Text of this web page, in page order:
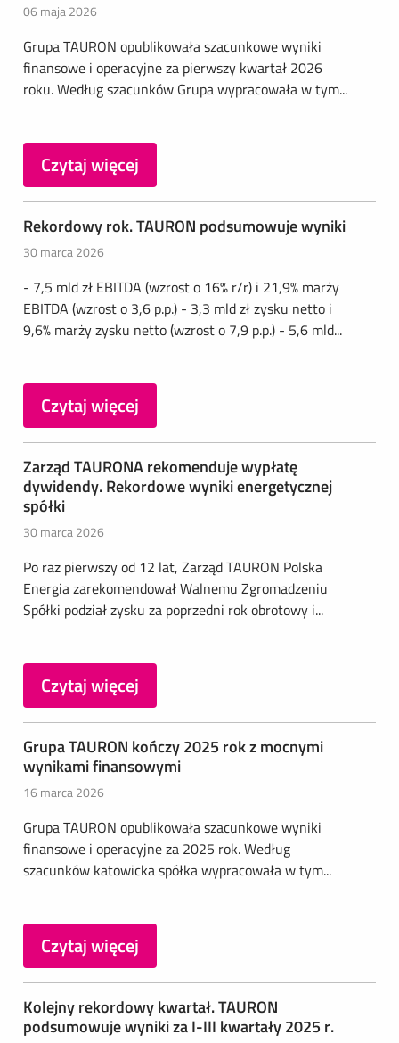
06 maja 2026
Grupa TAURON opublikowała szacunkowe wyniki
finansowe i operacyjne za pierwszy kwartał 2026
roku. Według szacunków Grupa wypracowała w tym...
Czytaj więcej
Rekordowy rok. TAURON podsumowuje wyniki
30 marca 2026
- 7,5 mld zł EBITDA (wzrost o 16% r/r) i 21,9% marży
EBITDA (wzrost o 3,6 p.p.) - 3,3 mld zł zysku netto i
9,6% marży zysku netto (wzrost o 7,9 p.p.) - 5,6 mld...
Czytaj więcej
Zarząd TAURONA rekomenduje wypłatę
dywidendy. Rekordowe wyniki energetycznej
spółki
30 marca 2026
Po raz pierwszy od 12 lat, Zarząd TAURON Polska
Energia zarekomendował Walnemu Zgromadzeniu
Spółki podział zysku za poprzedni rok obrotowy i...
Czytaj więcej
Grupa TAURON kończy 2025 rok z mocnymi
wynikami finansowymi
16 marca 2026
Grupa TAURON opublikowała szacunkowe wyniki
finansowe i operacyjne za 2025 rok. Według
szacunków katowicka spółka wypracowała w tym...
Czytaj więcej
Kolejny rekordowy kwartał. TAURON
podsumowuje wyniki za I-III kwartały 2025 r.